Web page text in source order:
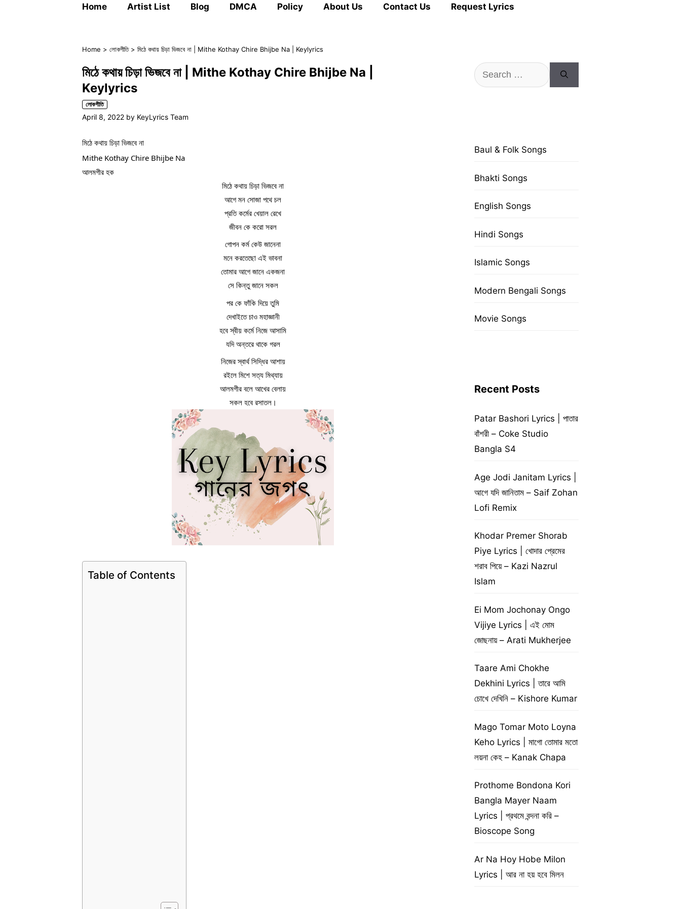
Home Artist List Blog DMCA Policy About Us Contact Us Request Lyrics
Home > লোকগীতি> মিঠে কথায় চিড়া ভিজবে না | Mithe Kothay Chire Bhijbe Na | Keylyrics
মিঠে কথায় চিড়া ভিজবে না | Mithe Kothay Chire Bhijbe Na |
Keylyrics
লোকগীতি
April 8, 2022 by KeyLyrics Team
মিঠে কথায় চিড়া ভিজবে না
Mithe Kothay Chire Bhijbe Na
আলমগীর হক
মিঠে কথায় চিড়া ভিজবে না
আগে মন সোজা পথে চল
প্রতি কর্মের খেয়াল রেখে
জীবন কে করো সরল
গোপন কর্ম কেউ জানেনা
মনে করতেছো এই ভাবনা
তোমার আগে জানে একজনা
সে কিন্তু জানে সকল
পর কে ফাঁকি দিয়ে তুমি
দেখাইতে চাও মহাজ্ঞানী
হবে স্বীয় কর্মে নিজে আসামি
যদি অন্তরে থাকে গরল
নিজের স্বার্থ সিদ্ধির আশায়
র‌ইলে মিশে সত্য মিথ্যায়
আলমগীর বলে আখের বেলায়
সকল হবে রসাতল।
Table of Contents
Search
for:
Baul & Folk Songs
Bhakti Songs
English Songs
Hindi Songs
Islamic Songs
Modern Bengali Songs
Movie Songs
Recent Posts
Patar Bashori Lyrics | পাতার
বাঁশরী – Coke Studio
Bangla S4
Age Jodi Janitam Lyrics |
আগে যদি জানিতাম – Saif Zohan
Lofi Remix
Khodar Premer Shorab
Piye Lyrics | খোদার প্রেমের
শরাব পিয়ে – Kazi Nazrul
Islam
Ei Mom Jochonay Ongo
Vijiye Lyrics | এই মোম
জোছনায় – Arati Mukherjee
Taare Ami Chokhe
Dekhini Lyrics | তারে আমি
চোখে দেখিনি – Kishore Kumar
Mago Tomar Moto Loyna
Keho Lyrics | মাগো তোমার মতো
লয়না কেহ – Kanak Chapa
Prothome Bondona Kori
Bangla Mayer Naam
Lyrics | প্রথমে বন্দনা করি –
Bioscope Song
Ar Na Hoy Hobe Milon
Lyrics | আর না হয় হবে মিলন